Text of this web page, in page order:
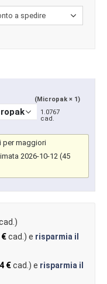
(Micropak × 1)
1.0767
cad.
per maggiori
2026-10-12 (45
€cad.) e risparmia il
€cad.) e risparmia il